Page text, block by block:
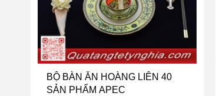
BỘ BÀN ĂN HOÀNG LIÊN 40
SẢN PHẨM APEC